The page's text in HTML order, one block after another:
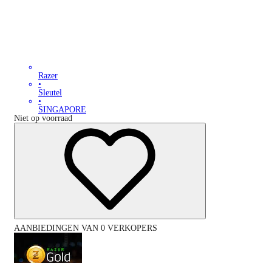
Razer
•
Sleutel
•
SINGAPORE
Niet op voorraad
AANBIEDINGEN VAN 0 VERKOPERS